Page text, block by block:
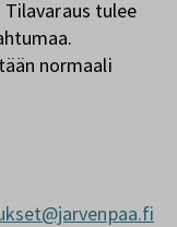
tulee
normaali